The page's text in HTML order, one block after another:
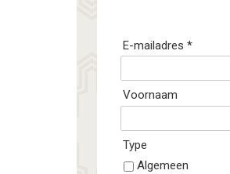
E-mailadres *
Voornaam
Type
Algemeen